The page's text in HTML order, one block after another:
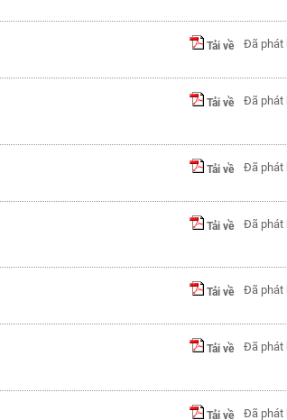
Tải về Đã phát
Tải về Đã phát
Tải về Đã phát
Tải về Đã phát
Tải về Đã phát
Tải về Đã phát
Tải về Đã phát